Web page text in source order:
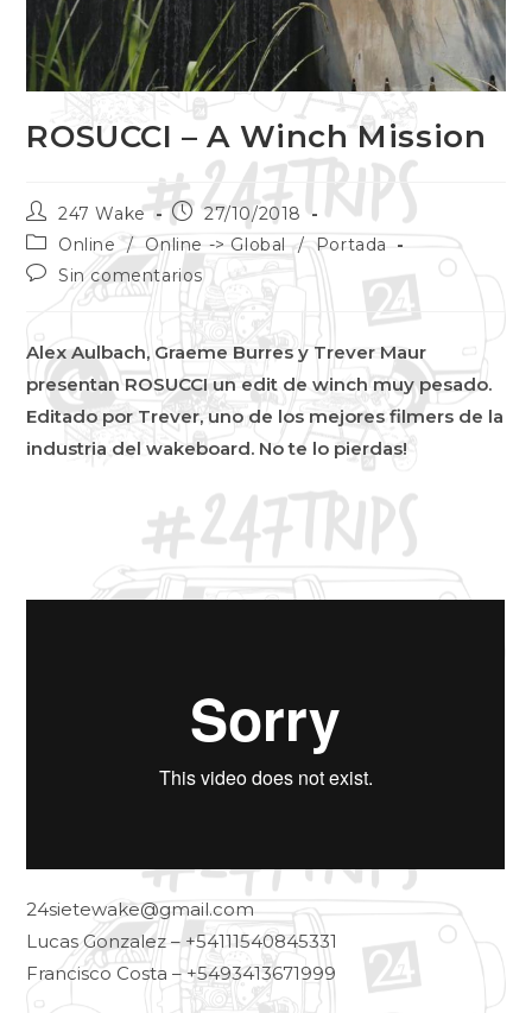
ROSUCCI – A Winch Mission
247 Wake
27/10/2018
Online
/ Online -> Global / Portada
Sin comentarios
Alex Aulbach, Graeme Burres y Trever Maur
presentan ROSUCCI un edit de winch muy pesado.
Editado por Trever, uno de los mejores filmers de la
industria del wakeboard. No te lo pierdas!
24sietewake@gmail.com
Lucas Gonzalez – +54111540845331
Francisco Costa – +5493413671999